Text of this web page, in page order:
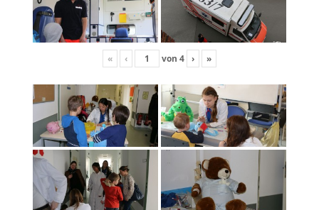
« ‹ von 4 › »